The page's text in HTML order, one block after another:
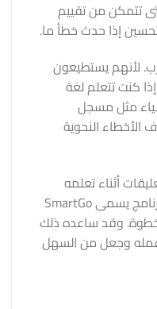
تتمكن من تقييم
إذا حدث خطأ ما.
لأنهم يستطيعون
كنت تتعلم لغة
مثل مسجل
النحوية
أثناء تعلمه
كيفية لعب Go. لقد قام بتنزيل برنامج يسمى SmartGo
وقد ساعده ذلك
وجعل من السهل